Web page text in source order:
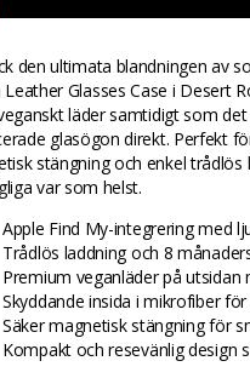
den ultimata blandningen av
Leather Glasses Case i Desert
läder samtidigt som
glasögon direkt. Perfekt
stängning och enkel
var som helst.
Apple Find My-integrering med
Trådlös laddning och 8
Premium veganläder på
Skyddande insida i mikrofiber
Säker magnetisk stängning för
Kompakt och resevänlig design